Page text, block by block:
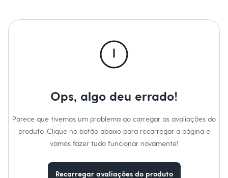
Saídas de praia
Personagens
Shorts e Saias
Em alta
Dia dos Pais
Secagem em varal à sombra.
Limpeza à úmido processo normal.
Ops, algo deu errado!
Parece que tivemos um problema ao carregar as avaliações do
produto. Clique no botão abaixo para recarregar a página e
vamos fazer tudo funcionar novamente!
Recarregar avaliações do produto